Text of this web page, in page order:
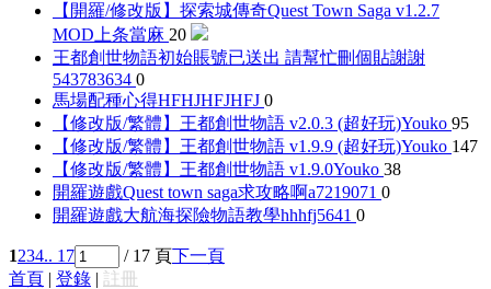
【開羅/修改版】探索城傳奇Quest Town Saga v1.2.7
MOD 上条當麻 20
王都創世物語初始賬號已送出 請幫忙刪個貼謝謝
543783634 0
馬場配種心得HFHJHFJHFJ 0
【修改版/繁體】王都創世物語 v2.0.3 (超好玩)Youko 95
【修改版/繁體】王都創世物語 v1.9.9 (超好玩)Youko 147
【修改版/繁體】王都創世物語 v1.9.0Youko 38
開羅遊戲Quest town saga求攻略啊a7219071 0
開羅遊戲大航海探險物語教學hhhfj5641 0
1234.. 17 / 17 頁下一頁
首頁 | 登錄 | 註冊